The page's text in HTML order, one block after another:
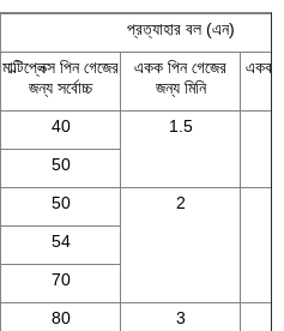
প্রত্যাহার বল (এন)
মাল্টিপ্লেক্স পিন গেজের
জন্য সর্বোচ্চ
একক পিন গেজের
জন্য মিনি
একক
40
1.5
50
50
2
54
70
80
3